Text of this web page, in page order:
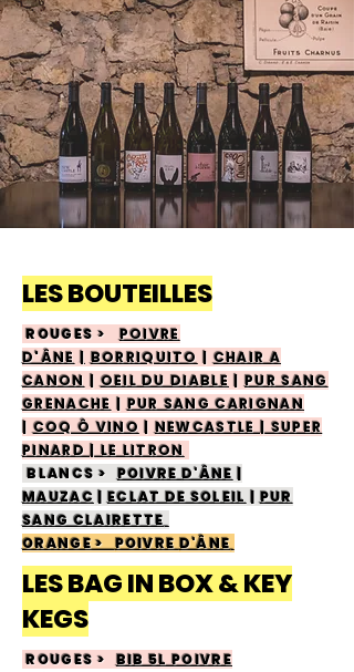
LES BOUTEILLES
ROUGES > POIVRE
D'ÂNE | BORRIQUITO | CHAIR A
CANON | OEIL DU DIABLE |PUR SANG
GRENACHE | PUR SANG CARIGNAN
| COQ Ô VINO | NEWCASTLE | SUPER
PINARD | LE LITRON
BLANCS > POIVRED'ÂNE |
MAUZAC | ECLAT DE SOLEIL | PUR
SANG CLAIRETTE
ORANGE > POIVRE D'ÂNE
LES BAG IN BOX & KEY
KEGS
ROUGES > BIB 5L POIVRE